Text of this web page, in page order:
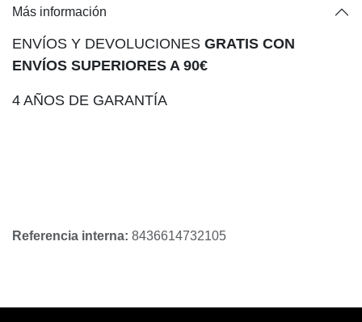
Más información
ENVÍOS Y DEVOLUCIONESGRATIS CON
ENVÍOS SUPERIORES A 90€
4 AÑOS DE GARANTÍA
Referencia interna:8436614732105